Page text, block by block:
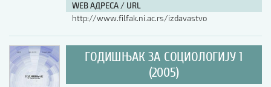
WEB АДРЕСА / URL
http://www.filfak.ni.ac.rs/izdavastvo
ГОДИШЊАК ЗА СОЦИОЛОГИЈУ 1
(2005)